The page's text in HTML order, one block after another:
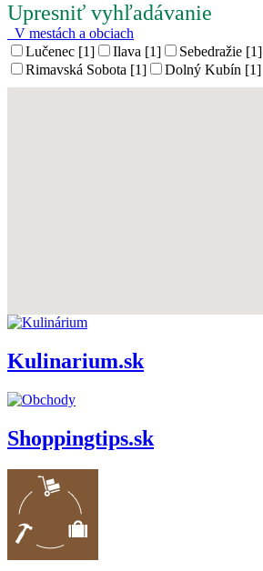
Upresniť vyhľadávanie
V mestách a obciach
Lučenec [1]
Ilava [1] Sebedražie [1]
Rimavská Sobota [1]
Dolný Kubín [1]
Kulinarium.sk
Shoppingtips.sk